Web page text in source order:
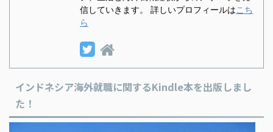
信していきます。 詳しいプロフィールはこち
ら
インドネシア海外就職に関するKindle本を出版しまし
た！